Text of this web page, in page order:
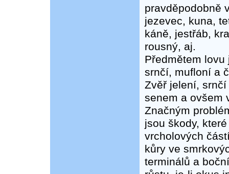
pravděpodobně
jezevec, kuna,
káně, jestřáb,
rousný, aj.
Předmětem
srnčí, mufloní a
Zvěř jelení,
senem a ovšem
Značným
jsou škody,
vrcholových
kůry ve
terminálů a